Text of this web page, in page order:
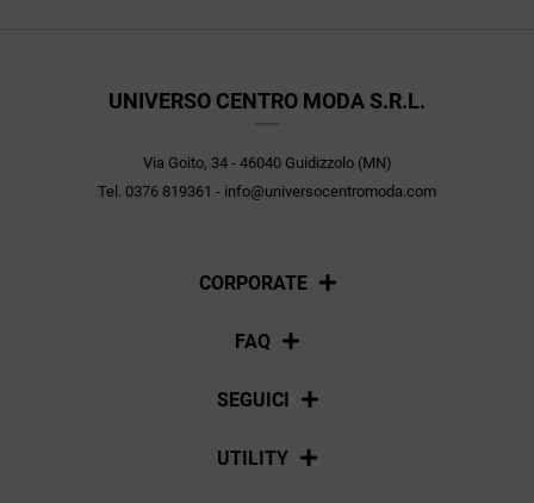
UNIVERSO CENTRO MODA S.R.L.
Via Goito, 34 - 46040 Guidizzolo (MN)
Tel. 0376 819361 - info@universocentromoda.com
CORPORATE
Chi siamo
FAQ
Pagamenti
SEGUICI
Social
UTILITY